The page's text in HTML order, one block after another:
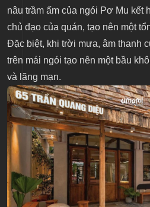
nâu trầm ấm của ngói Pơ Mu kết
chủ đạo của quán, tạo nên một
Đặc biệt, khi trời mưa, âm thanh
trên mái ngói tạo nên một bầu
và lãng mạn.